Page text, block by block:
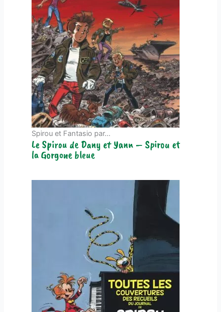
Spirou et Fantasio par…
Le Spirou de Dany et Yann – Spirou et
la Gorgone bleue